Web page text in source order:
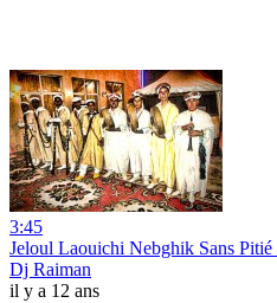
3:45
Jeloul Laouichi Nebghik Sans
Dj Raiman
il y a 12 ans